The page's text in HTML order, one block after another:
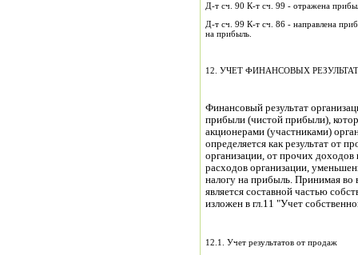
Д-т сч. 90 К-т сч. 99 - отражена
Д-т сч. 99 К-т сч. 86 - направлена
на прибыль.
12. УЧЕТ ФИНАНСОВЫХ
Финансовый результат
прибыли (чистой прибыли),
акционерами (участниками)
определяется как результат от
организации, от прочих
расходов организации,
налогу на прибыль. Принимая во
является составной частью
изложен в гл.11 "Учет
12.1. Учет результатов от продаж